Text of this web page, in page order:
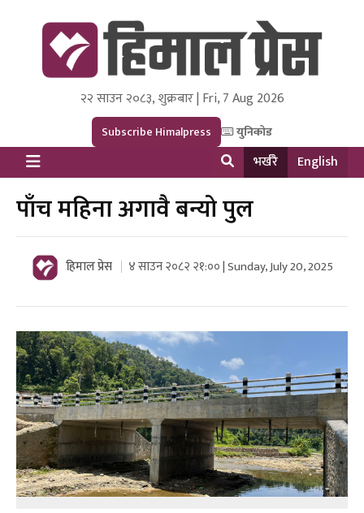
Himal Press
Dot NewsyNepal Media and Research Pvt Ltd.
२२ साउन २०८३, शुक्रबार | Fri, 7 Aug 2026
Subscribe Himalpress युनिकोड
भर्खरै English
पाँच महिना अगावै बन्यो पुल
हिमाल प्रेस ४ साउन २०८२ २१:०० | Sunday, July 20, 2025